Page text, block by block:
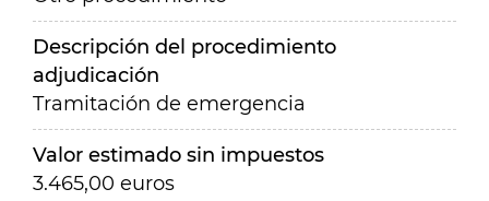
Descripción del procedimiento
adjudicación
Tramitación de emergencia
Valor estimado sin impuestos
3.465,00 euros